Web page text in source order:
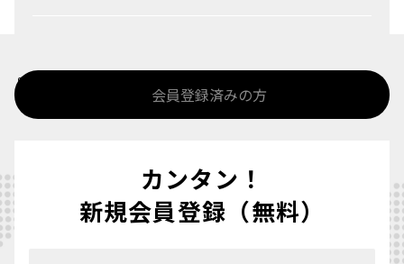
%>
会員登録済みの方
カンタン！
新規会員登録（無料）